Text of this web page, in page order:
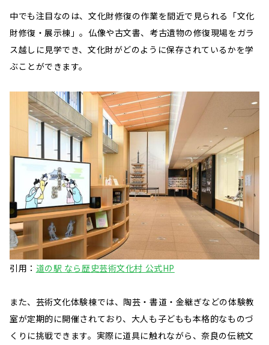
中でも注目なのは、文化財修復の作業を間近で見られる「文化
財修復・展示棟」。仏像や古文書、考古遺物の修復現場をガラ
ス越しに見学でき、文化財がどのように保存されているかを学
ぶことができます。
引用： 道の駅 なら歴史芸術文化村 公式HP
また、芸術文化体験棟では、陶芸・書道・金継ぎなどの体験教
室が定期的に開催されており、大人も子どもも本格的なものづ
くりに挑戦できます。実際に道具に触れながら、奈良の伝統文